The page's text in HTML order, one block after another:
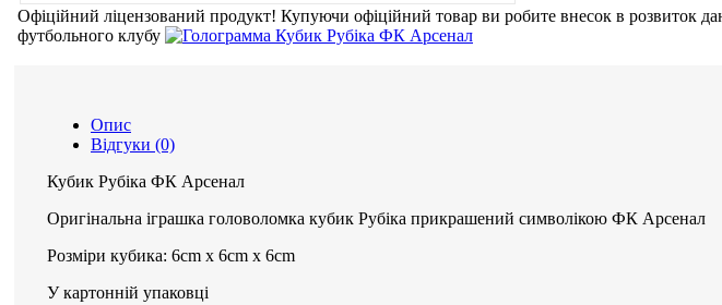
Офіційний ліцензований продукт! Купуючи офіційний товар ви робите внесок в розвиток
футбольного клубу
Опис
Відгуки (0)
Кубик Рубіка ФК Арсенал
Оригінальна іграшка головоломка кубик Рубіка прикрашений символікою ФК Арсенал
Розміри кубика: 6cm x 6cm x 6cm
У картонній упаковці